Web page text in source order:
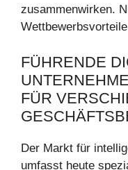
zusammenwirken.
FÜHRENDE
FÜR
Der Markt für
umfasst heute